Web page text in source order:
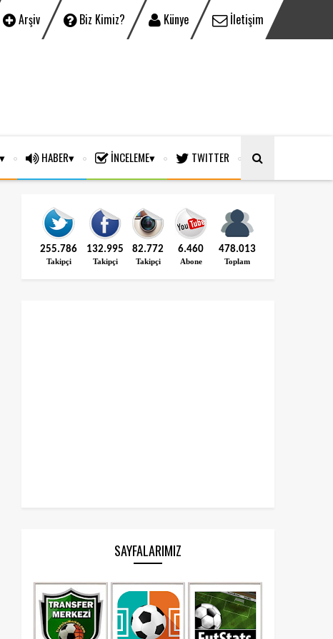
Arşiv Biz Kimiz? Künye İletişim
HABER İNCELEME TWITTER
255.786
Takipçi
132.995
Takipçi
82.772
Takipçi
6.460
Abone
478.013
Toplam
SAYFALARIMIZ